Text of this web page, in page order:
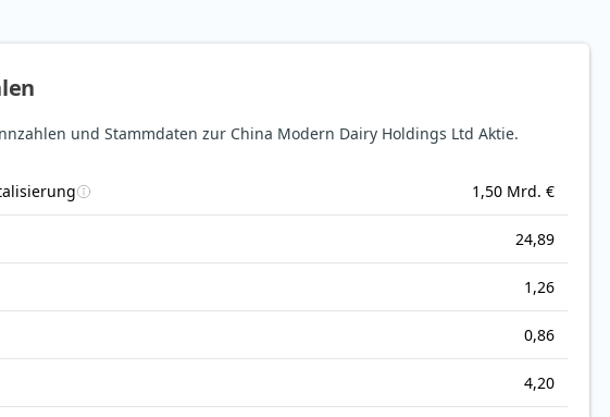
und Stammdaten zur China Modern Dairy Holdings Ltd Aktie.
1,50 Mrd. €
24,89
1,26
0,86
4,20